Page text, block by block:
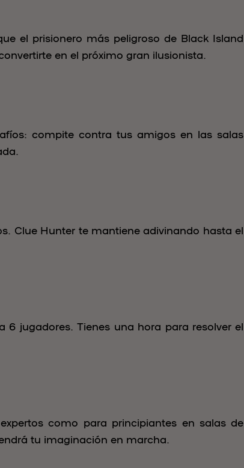
el prisionero más peligroso de Black Island
en el próximo gran ilusionista.
compite contra tus amigos en las salas
Clue Hunter te mantiene adivinando hasta el
jugadores. Tienes una hora para resolver el
como para principiantes en salas de
tu imaginación en marcha.